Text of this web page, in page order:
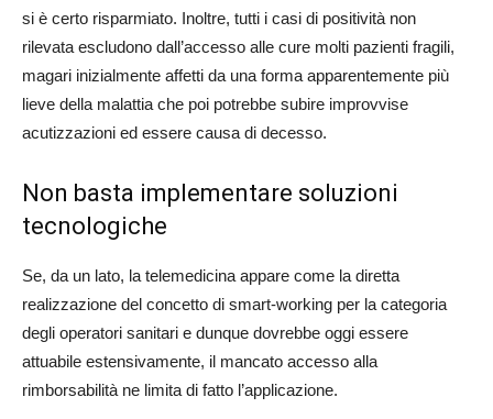
si è certo risparmiato. Inoltre, tutti i casi di positività non
rilevata escludono dall’accesso alle cure molti pazienti fragili,
magari inizialmente affetti da una forma apparentemente più
lieve della malattia che poi potrebbe subire improvvise
acutizzazioni ed essere causa di decesso.
Non basta implementare soluzioni
tecnologiche
Se, da un lato, la telemedicina appare come la diretta
realizzazione del concetto di smart-working per la categoria
degli operatori sanitari e dunque dovrebbe oggi essere
attuabile estensivamente, il mancato accesso alla
rimborsabilità ne limita di fatto l’applicazione.